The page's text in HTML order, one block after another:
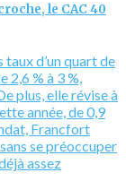
le CAC 40
d’un quart de
2,6 % à 3 %,
plus, elle révise à
année, de 0,9
Francfort
se préoccuper
assez